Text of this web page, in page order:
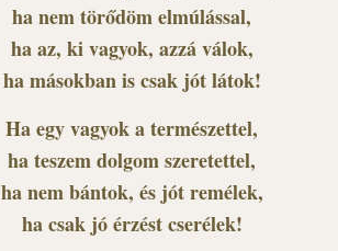
ha nem törődöm elmúlással,
ha az, ki vagyok, azzá válok,
ha másokban is csak jót látok!
Ha egy vagyok a természettel,
ha teszem dolgom szeretettel,
ha nem bántok, és jót remélek,
ha csak jó érzést cserélek!